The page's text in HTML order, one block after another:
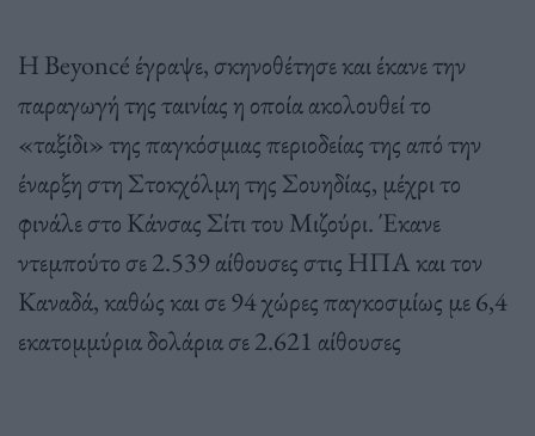
Η Beyoncé έγραψε, σκηνοθέτησε και έκανε την
παραγωγή της ταινίας η οποία ακολουθεί το
«ταξίδι» της παγκόσμιας περιοδείας της από την
έναρξη στη Στοκχόλμη της Σουηδίας, μέχρι το
φινάλε στο Κάνσας Σίτι του Μιζούρι. Έκανε
ντεμπούτο σε 2.539 αίθουσες στις ΗΠΑ και τον
Καναδά, καθώς και σε 94 χώρες παγκοσμίως με 6,4
εκατομμύρια δολάρια σε 2.621 αίθουσες